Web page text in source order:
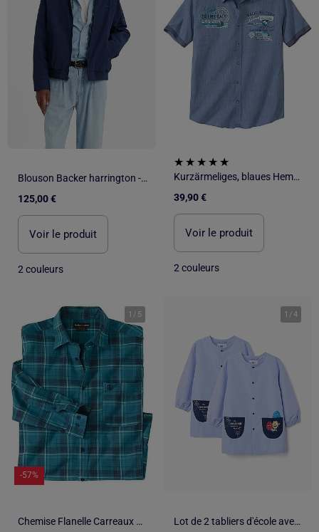
Blouson Backer harrington - Levi's
125,00 €
Voir le produit
2 couleurs
Kurzärmeliges, blaues Hemd aus geflammtem Popelin - ATLAS FOR MEN
39,90 €
Voir le produit
2 couleurs
1 / 5
-57%
Chemise Flanelle Carreaux Winter - ATLAS FOR MEN
1 /4
Lot de 2 tabliers d'école avec Monstres des Émotions